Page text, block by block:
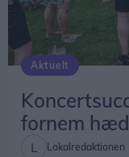
Aktuelt
fornem
Lokalredaktionen